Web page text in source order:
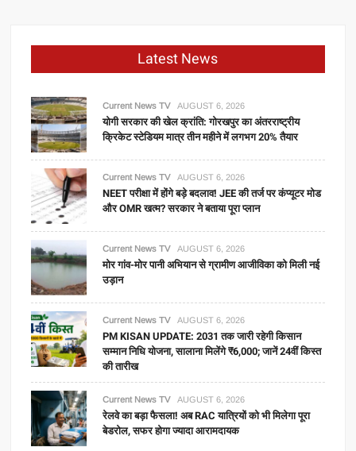
Latest News
Current News TV AUGUST 6, 2026
योगी सरकार की खेल क्रांति: गोरखपुर का अंतरराष्ट्रीय
क्रिकेट स्टेडियम मात्र तीन महीने में लगभग 20% तैयार
Current News TV AUGUST 6, 2026
NEET परीक्षा में होंगे बड़े बदलाव! JEE की तर्ज पर कंप्यूटर मोड
और OMR खत्म? सरकार ने बताया पूरा प्लान
Current News TV AUGUST 6, 2026
मोर गांव-मोर पानी अभियान से ग्रामीण आजीविका को मिली नई
उड़ान
Current News TV AUGUST 6, 2026
PM KISAN UPDATE: 2031 तक जारी रहेगी किसान
सम्मान निधि योजना, सालाना मिलेंगे ₹6,000; जानें 24वीं किस्त
की तारीख
Current News TV AUGUST 6, 2026
रेलवे का बड़ा फैसला! अब RAC यात्रियों को भी मिलेगा पूरा
बेडरोल, सफर होगा ज्यादा आरामदायक